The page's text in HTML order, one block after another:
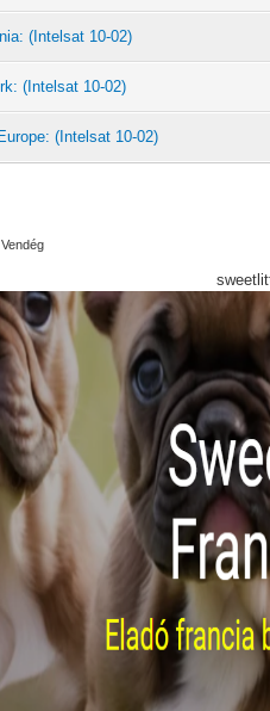
(Intelsat 10-02)
(Intelsat 10-02)
(Intelsat 10-02)